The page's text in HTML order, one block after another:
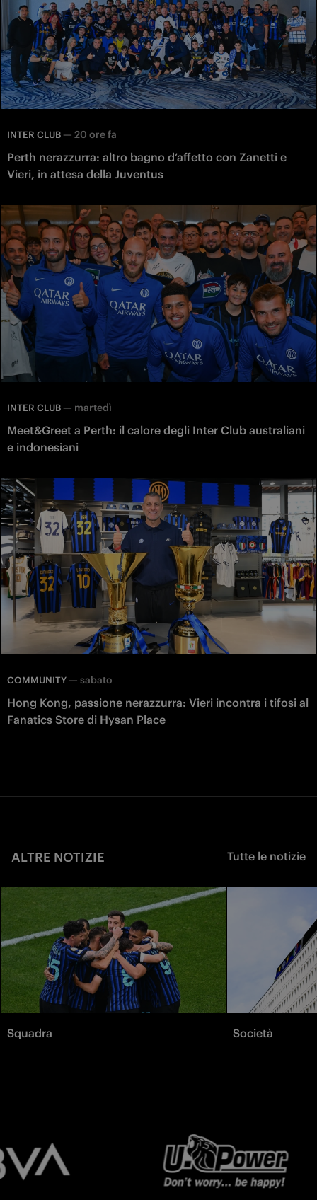
INTER CLUB — 20 ore fa
Perth nerazzurra: altro bagno d’affetto con Zanetti e
Vieri, in attesa della Juventus
INTER CLUB — martedì
Meet&Greet a Perth: il calore degli Inter Club australiani
e indonesiani
COMMUNITY — sabato
Hong Kong, passione nerazzurra: Vieri incontra i tifosi al
Fanatics Store di Hysan Place
ALTRE NOTIZIE Tutte le notizie
Squadra Società